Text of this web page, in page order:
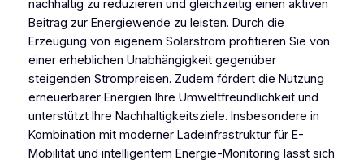
nachhaltig zu reduzieren und gleichzeitig einen aktiven
Beitrag zur Energiewende zu leisten. Durch die
Erzeugung von eigenem Solarstrom profitieren Sie von
einer erheblichen Unabhängigkeit gegenüber
steigenden Strompreisen. Zudem fördert die Nutzung
erneuerbarer Energien Ihre Umweltfreundlichkeit und
unterstützt Ihre Nachhaltigkeitsziele. Insbesondere in
Kombination mit moderner Ladeinfrastruktur für E-
Mobilität und intelligentem Energie-Monitoring lässt sich